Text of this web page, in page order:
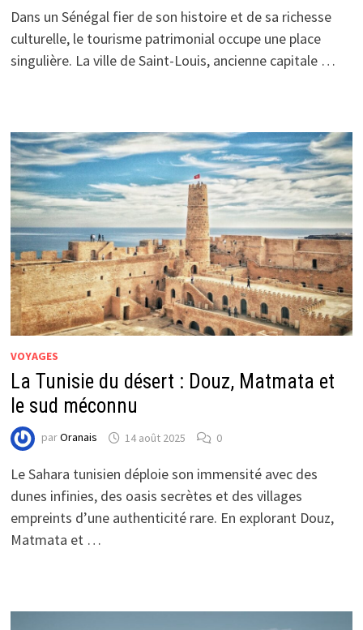
Dans un Sénégal fier de son histoire et de sa richesse
culturelle, le tourisme patrimonial occupe une place
singulière. La ville de Saint-Louis, ancienne capitale …
VOYAGES
La Tunisie du désert : Douz, Matmata et
le sud méconnu
parOranais 14 août 2025 0
Le Sahara tunisien déploie son immensité avec des
dunes infinies, des oasis secrètes et des villages
empreints d’une authenticité rare. En explorant Douz,
Matmata et …